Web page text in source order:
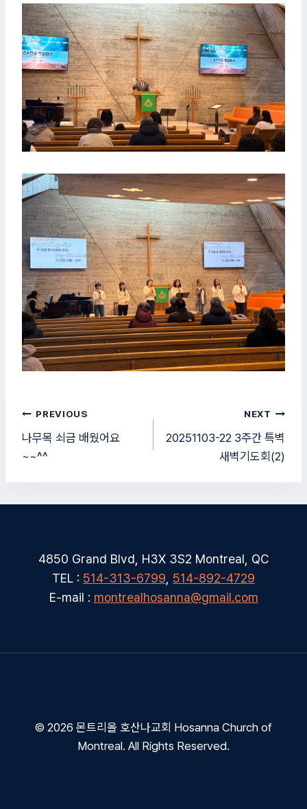
글
탐
색
PREVIOUS
나무목 쇠금 배웠어요
~~^^
NEXT
20251103-22 3주간 특벽
새벽기도회(2)
4850 Grand Blvd, H3X 3S2 Montreal, QC
TEL : 514-313-6799 514-892-4729
E-mail : montrealhosanna@gmail.com
© 2026 몬트리올 호산나교회 Hosanna Church of
Montreal. All Rights Reserved.